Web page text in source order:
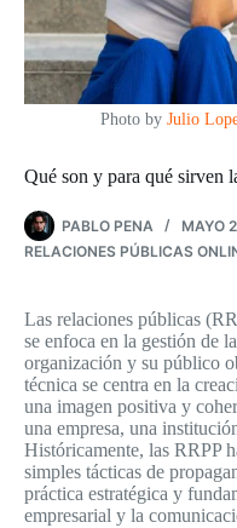
Photo by Julio
Qué son y para qué sirven
PABLO PENA
MAYO
RELACIONES PÚBLICAS
Las relaciones públicas
se enfoca en la gestión de
organización y su público
técnica se centra en la
una imagen positiva y
una empresa, una
Históricamente, las RRPP
simples tácticas de
práctica estratégica y
empresarial y la